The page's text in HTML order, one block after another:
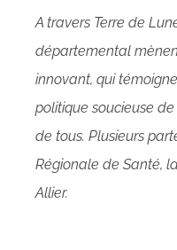
A travers Terre de
départemental
innovant, qui
politique soucieuse de
de tous. Plusieurs
Régionale de Santé,
Allier.